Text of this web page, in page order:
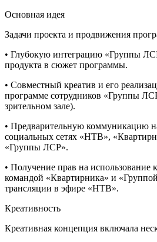
Основная идея
Задачи проекта и продвижения
• Глубокую интеграцию «Группы
продукта в сюжет программы.
• Совместный креатив и его
программе сотрудников «Группы
зрительном зале).
• Предварительную коммуникацию
социальных сетях «НТВ»,
«Группы ЛСР».
• Получение прав на использование
командой «Квартирника» и
трансляции в эфире «НТВ».
Креативность
Креативная концепция включала